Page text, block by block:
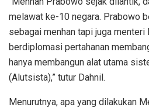
melawat ke-10 negara. Prabowo
sebagai menhan tapi juga menteri
berdiplomasi pertahanan
hanya membangun alat utama
(Alutsista),” tutur Dahnil.
Menurutnya, apa yang dilakukan